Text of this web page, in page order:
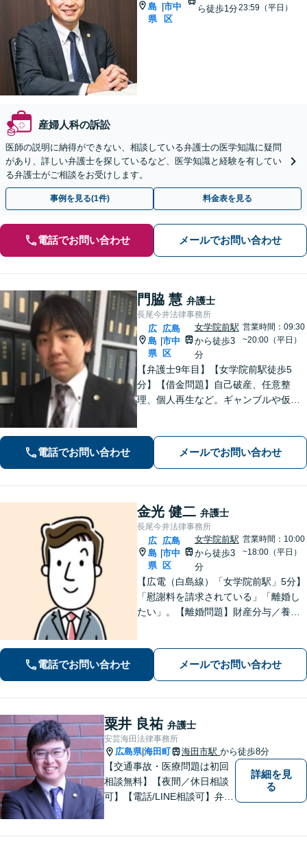
島
県
市中
区
ら徒歩1分23:59（平日）
産婦人科の訴訟
医師の説明に納得ができない、相談している弁護士の医学知識に疑問
があり、詳しい弁護士を探しているなど、医学知識と経験を有してい
る弁護士がご相談をお受けします。
事例を見る(1件) 料金表を見る
電話でお問い合わせ メールでお問い合わせ
門脇 慧 弁護士
長尾今井法律事務所
広
島
県
|
広島
市中
区
女学院前駅
から徒歩3
分
営業時間：09:30
~20:00（平日）
【弁護士9年目】【女学院前駅徒歩5
分】【借金問題】自己破産、任意整
理、個人再生など。ギャンブルや仮想
などご相談ください【夜間土日祝相談
可】【初回相談無料】【Zoom面談可】
電話でお問い合わせ メールでお問い合わせ
金光 健二 弁護士
長尾今井法律事務所
広
島
県
|
広島
市中
区
女学院前駅
から徒歩3
分
営業時間：10:00
~18:00（平日）
【広電（白島線）「女学院前駅」5分】
「慰謝料を請求されている」「離婚し
たい」。【離婚問題】財産分与／養育
請求など【相続・遺言】料金は明確に
細かく設定【初回相談無料】
電話でお問い合わせ メールでお問い合わせ
粟井 良祐 弁護士
安芸海田法律事務所
広島県|海田町 海田市駅 から徒歩8分
【交通事故・医療問題は初回
相談無料】【夜間／休日相談
可】【電話/LINE相談可】弁護
詳細を見
る